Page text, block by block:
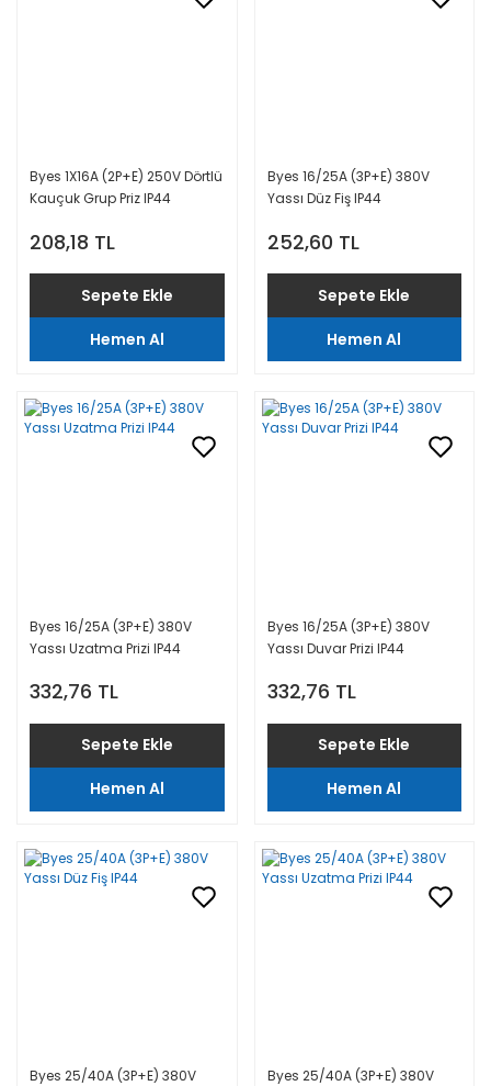
Byes 1X16A (2P+E) 250V Dörtlü
Kauçuk Grup Priz IP44
208,18 TL
Sepete Ekle
Hemen Al
Byes 16/25A (3P+E) 380V
Yassı Düz Fiş IP44
252,60 TL
Sepete Ekle
Hemen Al
Byes 16/25A (3P+E) 380V
Yassı Uzatma Prizi IP44
332,76 TL
Sepete Ekle
Hemen Al
Byes 16/25A (3P+E) 380V
Yassı Duvar Prizi IP44
332,76 TL
Sepete Ekle
Hemen Al
Byes 25/40A (3P+E) 380V Byes 25/40A (3P+E) 380V